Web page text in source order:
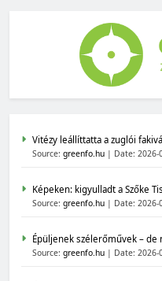
Vitézy leállíttatta a zuglói
Source: greenfo.hu Date: 2026-
Képeken: kigyulladt a Szőke
Source: greenfo.hu Date: 2026-
Épüljenek szélerőművek – de
Source: greenfo.hu Date: 2026-